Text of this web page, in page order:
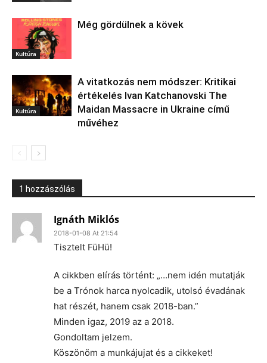
Kultúra
Még gördülnek a kövek
Kultúra
A vitatkozás nem módszer: Kritikai
értékelés Ivan Katchanovski The
Maidan Massacre in Ukraine című
művéhez
1 hozzászólás
Ignáth Miklós
2018-01-08 At 21:54
Tisztelt FüHü!
A cikkben elírás történt: „…nem idén mutatják
be a Trónok harca nyolcadik, utolsó évadának
hat részét, hanem csak 2018-ban.”
Minden igaz, 2019 az a 2018.
Gondoltam jelzem.
Köszönöm a munkájujat és a cikkeket!